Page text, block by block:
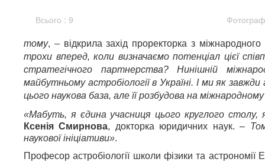
Всього : 9
тому, – відкрила захід проректорка з
трохи вперед, коли визначаємо потенціал цієї
стратегічного партнерства? Нинішній
майбутньому астробіології в Україні. І ми як
цього наукова база, але її розбудова на
«Мабуть, я єдина учасниця цього круглого столу,
Ксенія Смирнова, докторка юридичних наук. –
наукової ініціативи».
Професор астробіології школи фізики та астрономії